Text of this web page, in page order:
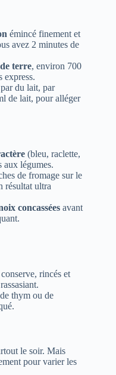
émincé finement et
avez 2 minutes de
terre, environ 700
express.
du lait, par
de lait, pour alléger
(bleu, raclette,
aux légumes.
de fromage sur le
résultat ultra
concassées avant
rincés et
thym ou de
le soir. Mais
pour varier les